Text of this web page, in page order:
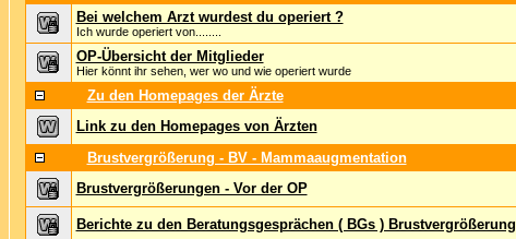
Bei welchem Arzt wurdest du operiert ?
Ich wurde operiert von........
OP-Übersicht der Mitglieder
Hier könnt ihr sehen, wer wo und wie operiert wurde
Zu den Homepages der Ärzte
Link zu den Homepages von Ärzten
Brustvergrößerung - BV - Mammaaugmentation
Brustvergrößerungen - Vor der OP
Berichte zu den Beratungsgesprächen ( BGs ) Brustvergrößerung